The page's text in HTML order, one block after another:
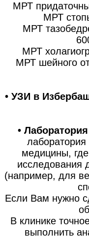
МРТ
МРТ
МРТ
МРТ
МРТ шейного
• УЗИ в
•
медицины,
исследования
(например, для
Если Вам нужно
В клинике
выполнить